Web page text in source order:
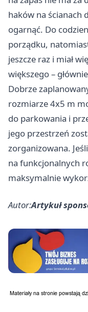
haków na ścianach
ogarnąć. Do
porządku,
jeszcze raz i miał
większego –
Dobrze
rozmiarze 4x5 m
do parkowania i
jego przestrzeń
zorganizowana.
na funkcjonalnych
maksymalnie
Autor:Artykuł